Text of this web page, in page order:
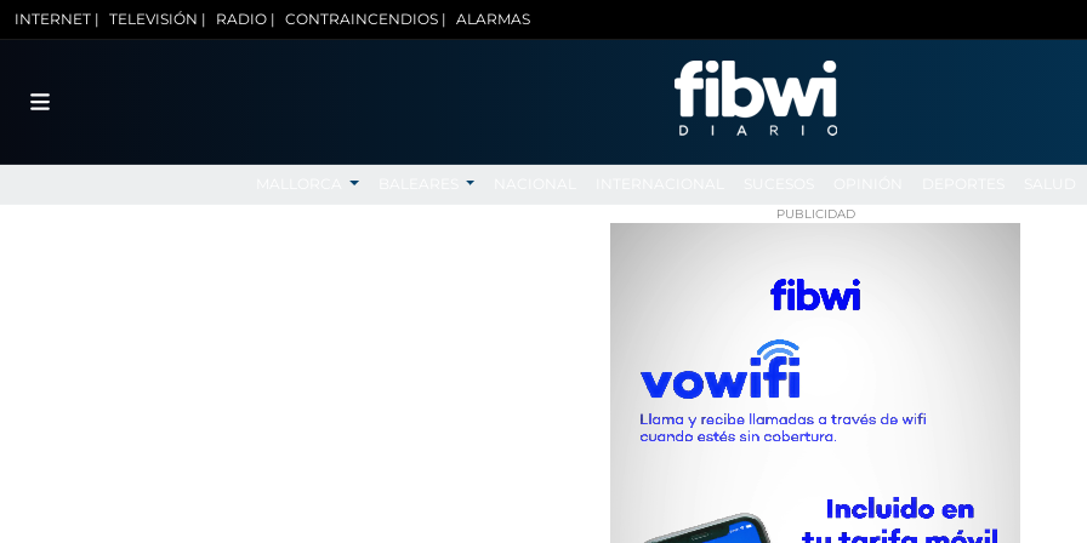
INTERNET | TELEVISIÓN | RADIO | CONTRAINCENDIOS | ALARMAS